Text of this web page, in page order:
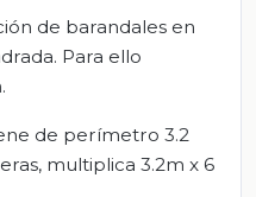
de barandales en
Para ello
de perímetro 3.2
multiplica 3.2m x 6